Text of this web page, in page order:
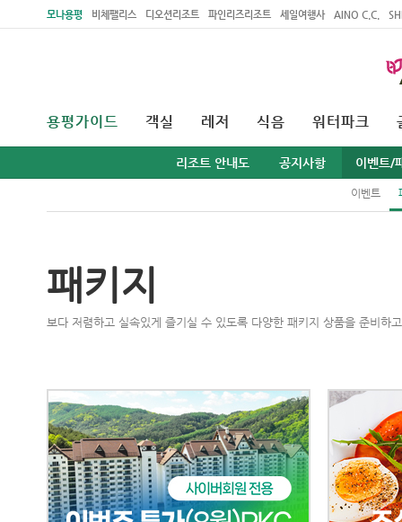
모나용평 비체팰리스 디오션리조트 파인리즈리조트 세일여행사 AINO C.C.
용평가이드
리조트 안내도 공지사항 이벤트/
이벤트
객실 레저 식음 워터파크
패키지
보다 저렴하고 실속있게 즐기실 수 있도록 다양한 패키지 상품을 준비하